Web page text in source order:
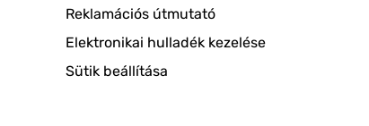
Reklamációs útmutató
Elektronikai hulladék kezelése
Sütik beállítása